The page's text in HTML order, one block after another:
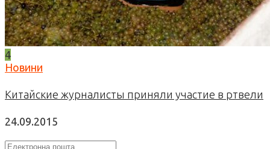
4
Новини
Китайские журналисты приняли участие в ртвели
24.09.2015